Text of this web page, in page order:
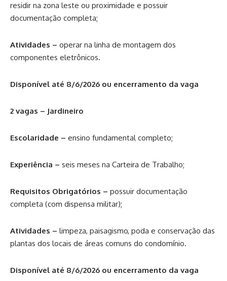
residir na zona leste ou proximidade e possuir
documentação completa;
Atividades – operar na linha de montagem dos
componentes eletrônicos.
Disponível até 8/6/2026 ou encerramento da vaga
2 vagas – Jardineiro
Escolaridade – ensino fundamental completo;
Experiência – seis meses na Carteira de Trabalho;
Requisitos Obrigatórios – possuir documentação
completa (com dispensa militar);
Atividades – limpeza, paisagismo, poda e conservação das
plantas dos locais de áreas comuns do condomínio.
Disponível até 8/6/2026 ou encerramento da vaga